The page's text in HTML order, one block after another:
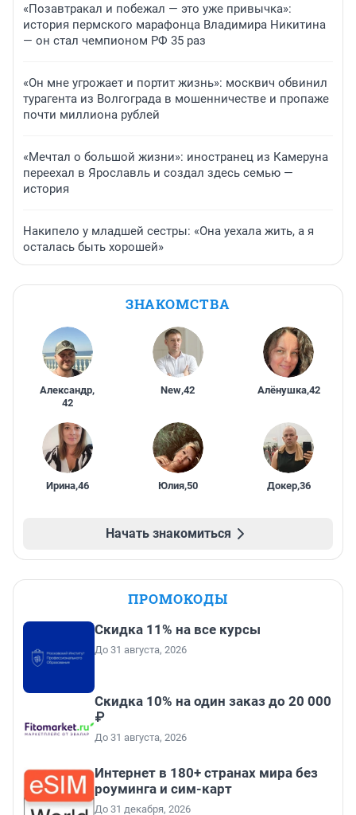
«Позавтракал и побежал — это уже привычка»:
история пермского марафонца Владимира Никитина
— он стал чемпионом РФ 35 раз
«Он мне угрожает и портит жизнь»: москвич обвинил
турагента из Волгограда в мошенничестве и пропаже
почти миллиона рублей
«Мечтал о большой жизни»: иностранец из Камеруна
переехал в Ярославль и создал здесь семью —
история
Накипело у младшей сестры: «Она уехала жить, а я
осталась быть хорошей»
ЗНАКОМСТВА
Александр,
42
New,42 Алёнушка,42
Ирина,46 Юлия,50 Докер,36
Начать знакомиться
ПРОМОКОДЫ
Скидка 11% на все курсы
До 31 августа, 2026
Скидка 10% на один заказ до 20 000
₽
До 31 августа, 2026
Интернет в 180+ странах мира без
роуминга и сим-карт
До 31 декабря, 2026